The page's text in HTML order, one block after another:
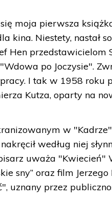
moja pierwsza
kina. Niestety, nastał
Hen
po Joczysie".
I tak w 1958 roku
Kutza, oparty na
w
według niej
uważa "Kwiecień"
sny” oraz film
uznany przez